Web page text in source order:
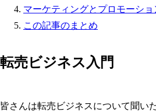
マーケティングとプロモーシ
この記事のまとめ
転売ビジネス入門
皆さんは転売ビジネスについて聞い